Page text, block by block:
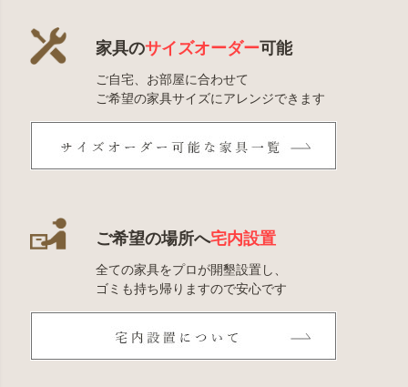
家具のサイズオーダー可能
ご自宅、お部屋に合わせて
ご希望の家具サイズにアレンジできます
ご希望の場所へ宅内設置
全ての家具をプロが開墾設置し、
ゴミも持ち帰りますので安心です